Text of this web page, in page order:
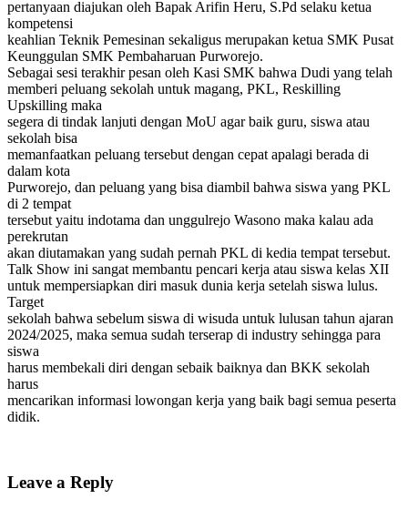
pertanyaan diajukan oleh Bapak Arifin Heru, S.Pd selaku ketua
kompetensi
keahlian Teknik Pemesinan sekaligus merupakan ketua SMK Pusat
Keunggulan SMK Pembaharuan Purworejo.
Sebagai sesi terakhir pesan oleh Kasi SMK bahwa Dudi yang telah
memberi peluang sekolah untuk magang, PKL, Reskilling
Upskilling maka
segera di tindak lanjuti dengan MoU agar baik guru, siswa atau
sekolah bisa
memanfaatkan peluang tersebut dengan cepat apalagi berada di
dalam kota
Purworejo, dan peluang yang bisa diambil bahwa siswa yang PKL
di 2 tempat
tersebut yaitu indotama dan unggulrejo Wasono maka kalau ada
perekrutan
akan diutamakan yang sudah pernah PKL di kedia tempat tersebut.
Talk Show ini sangat membantu pencari kerja atau siswa kelas XII
untuk mempersiapkan diri masuk dunia kerja setelah siswa lulus.
Target
sekolah bahwa sebelum siswa di wisuda untuk lulusan tahun ajaran
2024/2025, maka semua sudah terserap di industry sehingga para
siswa
harus membekali diri dengan sebaik baiknya dan BKK sekolah
harus
mencarikan informasi lowongan kerja yang baik bagi semua peserta
didik.
Leave a Reply